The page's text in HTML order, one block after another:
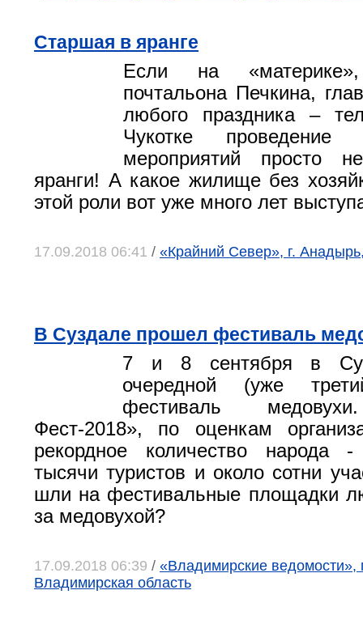
Старшая в яранге
Если на
почтальона Печкина,
любого праздника –
Чукотке проведение
мероприятий просто
яранги! А какое жилище без
этой роли вот уже много лет
17.09.2018 06:41 / «Крайний Север», г.
В Суздале прошел фестиваль
7 и 8 сентября в
очередной (уже
фестиваль
Фест-2018», по оценкам
рекордное количество народа
тысячи туристов и около сотни
шли на фестивальные площадки
за медовухой?
17.09.2018 06:39 / «Владимирские ведомости»,
Владимирская область